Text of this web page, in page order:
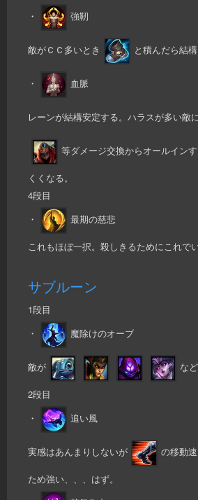
・
強靭
敵がＣＣ多いとき と積んだら結
・ 血脈
レーンが結構安定する。ハラスが多い敵に
等ダメージ交換からオールイン
くくなる。
4段目
・
最期の慈悲
これもほぼ一択。殺しきるためにこれでい
サブルーン
1段目
・
魔除けのオーブ
敵が な
2段目
・
追い風
実感はあんまりしないが の移動
ため強い、、、はず。